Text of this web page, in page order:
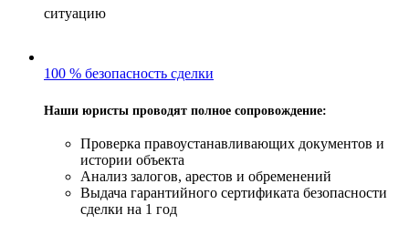
ситуацию
100 % безопасность сделки
Наши юристы проводят полное сопровождение:
Проверка правоустанавливающих документов и
истории объекта
Анализ залогов, арестов и обременений
Выдача гарантийного сертификата безопасности
сделки на 1 год